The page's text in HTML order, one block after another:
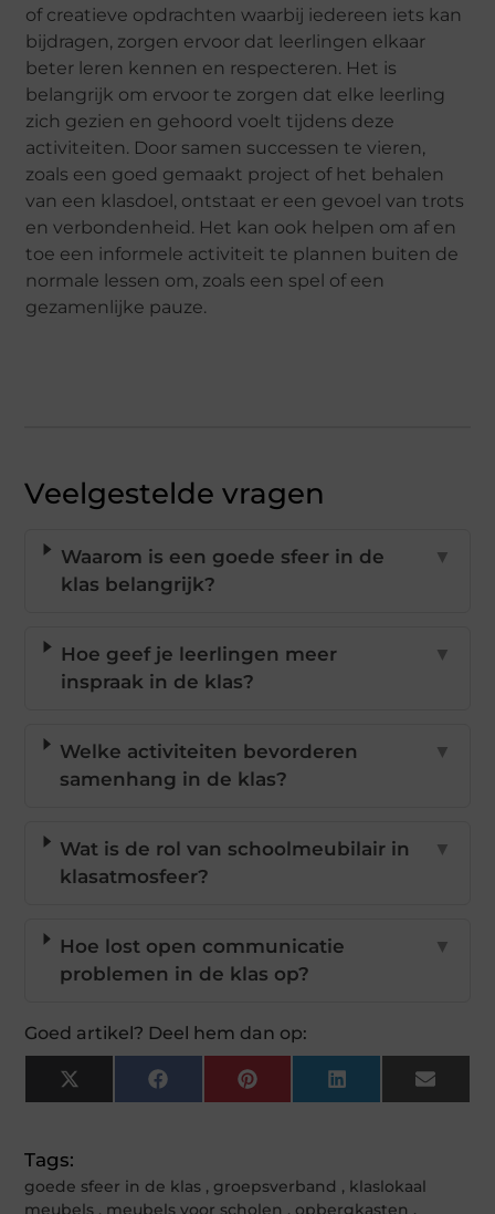
of creatieve opdrachten waarbij iedereen iets kan
bijdragen, zorgen ervoor dat leerlingen elkaar
beter leren kennen en respecteren. Het is
belangrijk om ervoor te zorgen dat elke leerling
zich gezien en gehoord voelt tijdens deze
activiteiten. Door samen successen te vieren,
zoals een goed gemaakt project of het behalen
van een klasdoel, ontstaat er een gevoel van trots
en verbondenheid. Het kan ook helpen om af en
toe een informele activiteit te plannen buiten de
normale lessen om, zoals een spel of een
gezamenlijke pauze.
Veelgestelde vragen
Waarom is een goede sfeer in de
klas belangrijk?
▼
Hoe geef je leerlingen meer
inspraak in de klas?
▼
Welke activiteiten bevorderen
samenhang in de klas?
▼
Wat is de rol van schoolmeubilair in
klasatmosfeer?
▼
Hoe lost open communicatie
problemen in de klas op?
▼
Goed artikel? Deel hem dan op:
X
(Twitter)
FacebookPinterestLinkedInEmail
Tags:
goede sfeer in de klas , groepsverband , klaslokaal
meubels , meubels voor scholen , opbergkasten ,